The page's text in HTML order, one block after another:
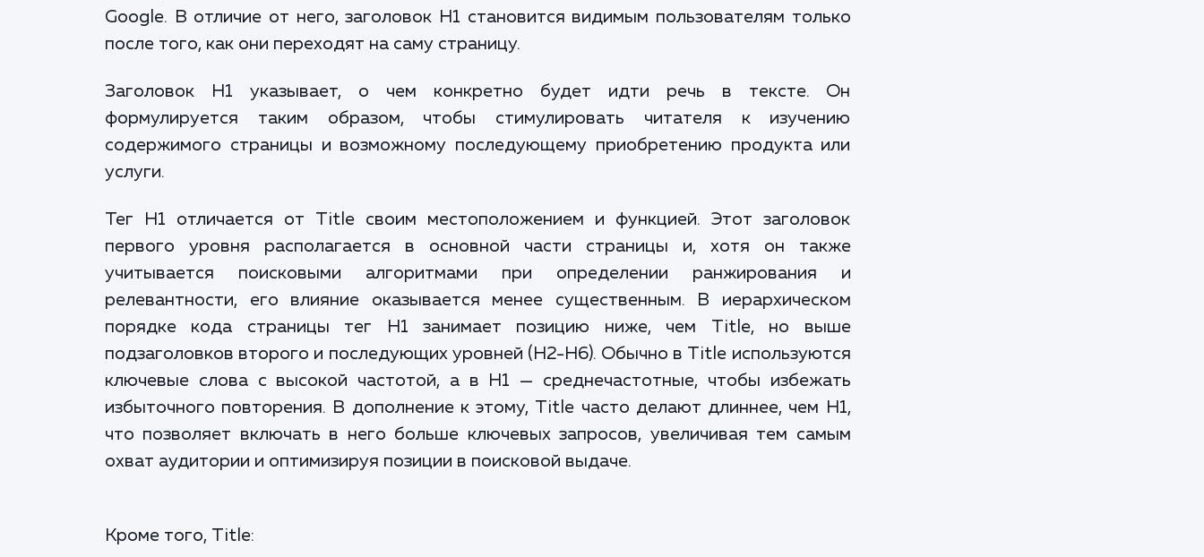
Google. В отличие от него, заголовок H1 становится видимым пользователям только
после того, как они переходят на саму страницу.
Заголовок H1 указывает, о чем конкретно будет идти речь в тексте. Он
формулируется таким образом, чтобы стимулировать читателя к изучению
содержимого страницы и возможному последующему приобретению продукта или
услуги.
Тег H1 отличается от Title своим местоположением и функцией. Этот заголовок
первого уровня располагается в основной части страницы и, хотя он также
учитывается поисковыми алгоритмами при определении ранжирования и
релевантности, его влияние оказывается менее существенным. В иерархическом
порядке кода страницы тег H1 занимает позицию ниже, чем Title, но выше
подзаголовков второго и последующих уровней (H2-H6). Обычно в Title используются
ключевые слова с высокой частотой, а в H1 — среднечастотные, чтобы избежать
избыточного повторения. В дополнение к этому, Title часто делают длиннее, чем H1,
что позволяет включать в него больше ключевых запросов, увеличивая тем самым
охват аудитории и оптимизируя позиции в поисковой выдаче.
Кроме того, Title: